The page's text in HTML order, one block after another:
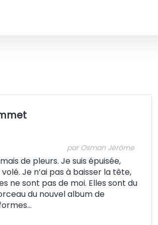
par Osman Jérôme
de pleurs. Je suis épuisée,
volé. Je n’ai pas à baisser la tête,
ne sont pas de moi. Elles sont du
du nouvel album de